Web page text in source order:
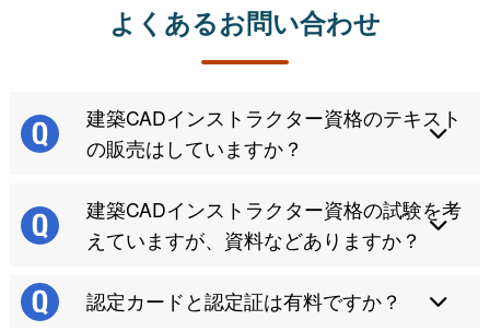
よくあるお問い合わせ
建築CADインストラクター資格のテキスト
の販売はしていますか？
建築CADインストラクター資格の試験を考
えていますが、資料などありますか？
認定カードと認定証は有料ですか？